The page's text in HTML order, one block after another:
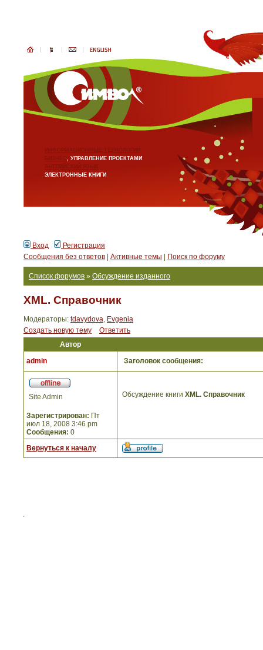
ИНФОРМАЦИОННЫЕ ТЕХНОЛОГИИ
БИЗНЕС, УПРАВЛЕНИЕ ПРОЕКТАМИ
АНГЛИЙСКИЙ ЯЗЫК
ЭЛЕКТРОННЫЕ КНИГИ
Вход
Регистрация
Сообщения без ответов
Активные темы Поиск по форуму
Список форумов » Обсуждение изданного
XML. Справочник
Модераторы: tdavydova, Evgenia
Создать новую тему
Ответить
Автор
admin
Заголовок сообщения:
Site Admin
Зарегистрирован: Пт
июл 18, 2008 3:46 pm
Сообщения: 0
Обсуждение книги XML. Справочник
Вернуться к началу